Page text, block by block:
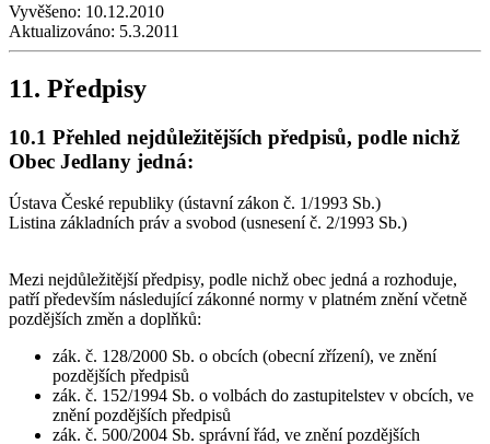
Vyvěšeno: 10.12.2010
Aktualizováno: 5.3.2011
11. Předpisy
10.1 Přehled nejdůležitějších předpisů, podle nichž
Obec Jedlany jedná:
Ústava České republiky (ústavní zákon č. 1/1993 Sb.)
Listina základních práv a svobod (usnesení č. 2/1993 Sb.)
Mezi nejdůležitější předpisy, podle nichž obec jedná a rozhoduje,
patří především následující zákonné normy v platném znění včetně
pozdějších změn a doplňků:
zák. č. 128/2000 Sb. o obcích (obecní zřízení), ve znění
pozdějších předpisů
zák. č. 152/1994 Sb. o volbách do zastupitelstev v obcích, ve
znění pozdějších předpisů
zák. č. 500/2004 Sb. správní řád, ve znění pozdějších